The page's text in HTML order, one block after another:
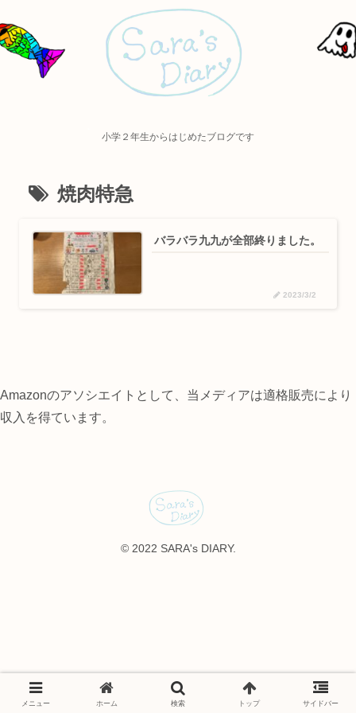
小学２年生からはじめたブログです
焼肉特急
バラバラ九九が全部終りました。
2023/3/2
Amazonのアソシエイトとして、当メディアは適格販売により
収入を得ています。
© 2022 SARA's DIARY.
メニュー ホーム 検索 トップ サイドバー